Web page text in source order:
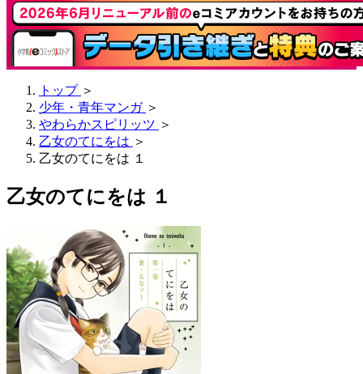
トップ ＞
少年・青年マンガ ＞
やわらかスピリッツ ＞
乙女のてにをは ＞
乙女のてにをは １
乙女のてにをは １